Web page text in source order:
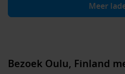
Meer
Bezoek Oulu, Finland